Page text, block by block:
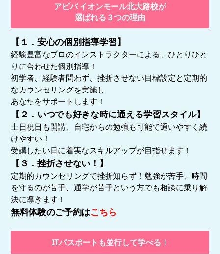
アビバ イオンモール北大路校が
選ばれる３つの理由
【１．安心の個別指導学習】
経験豊富なプロのインストラクターによる、ひとりひと
りに合わせた個別指導！
初学者、経験者問わず、挫折させない目標設定と定期的
なカウンセリングを実施し
あなたをサポートします！
【２．いつでも好きな時に通える学習スタイル】
土日祝日も開講、自宅からの勉強も可能で通いやすく続
けやすい！
受講したい日に着実なスキルアップが目指せます！
【３．挫折させない！】
定期的カウンセリングで挫折知らず！勉強が苦手、時間
を守るのが苦手、通学が苦手という方でも相談に乗り解
決に導きます！
無料体験のご予約はこちら
ITパスポートも並行して学べる！